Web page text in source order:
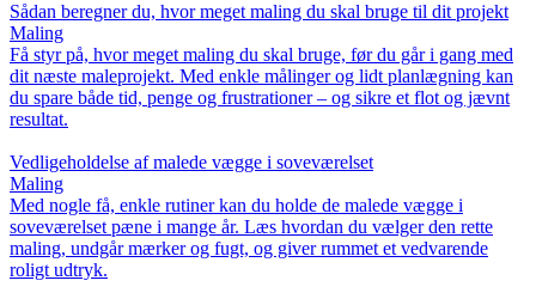
Sådan beregner du, hvor meget maling du skal bruge til dit projekt
Maling
Få styr på, hvor meget maling du skal bruge, før du går i gang med
dit næste maleprojekt. Med enkle målinger og lidt planlægning kan
du spare både tid, penge og frustrationer – og sikre et flot og jævnt
resultat.
Vedligeholdelse af malede vægge i soveværelset
Maling
Med nogle få, enkle rutiner kan du holde de malede vægge i
soveværelset pæne i mange år. Læs hvordan du vælger den rette
maling, undgår mærker og fugt, og giver rummet et vedvarende
roligt udtryk.